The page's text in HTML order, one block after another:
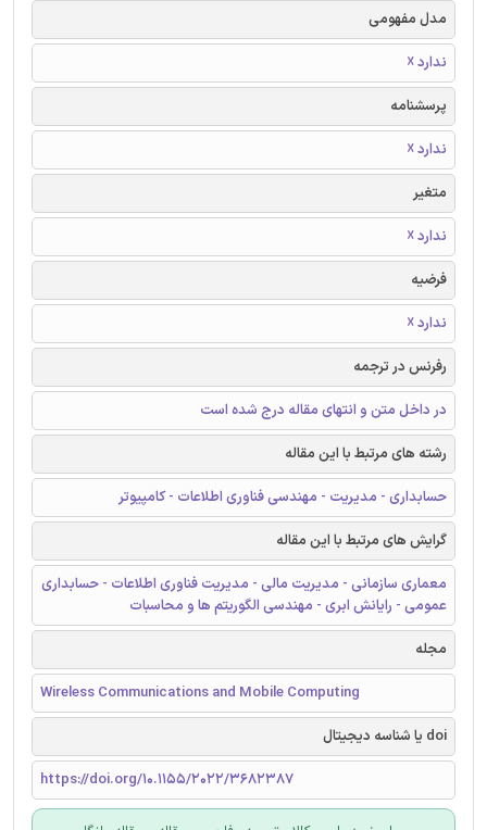
مدل مفهومی
ندارد ☓
پرسشنامه
ندارد ☓
متغیر
ندارد ☓
فرضیه
ندارد ☓
رفرنس در ترجمه
در داخل متن و انتهای مقاله درج شده است
رشته های مرتبط با این مقاله
حسابداری - مدیریت - مهندسی فناوری اطلاعات - کامپیوتر
گرایش های مرتبط با این مقاله
معماری سازمانی - مدیریت مالی - مدیریت فناوری اطلاعات - حسابداری
عمومی - رایانش ابری - مهندسی الگوریتم ها و محاسبات
مجله
Wireless Communications and Mobile Computing
doi یا شناسه دیجیتال
https://doi.org/10.1155/2022/3682387